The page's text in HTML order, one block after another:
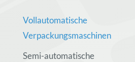
Vollautomatische
Verpackungsmaschinen
Semi-automatische